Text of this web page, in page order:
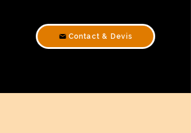
Contact & Devis